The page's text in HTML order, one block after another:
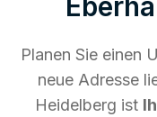
Planen Sie einen
neue Adresse
Heidelberg ist